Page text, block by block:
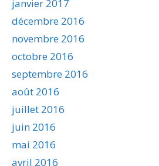
janvier 2017
décembre 2016
novembre 2016
octobre 2016
septembre 2016
août 2016
juillet 2016
juin 2016
mai 2016
avril 2016